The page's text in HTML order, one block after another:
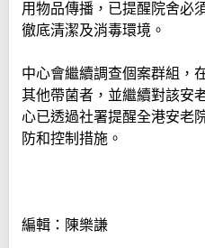
用物品傳播，已提醒院舍必
徹底清潔及消毒環境。
中心會繼續調查個案群組，
其他帶菌者，並繼續對該安
心已透過社署提醒全港安老
防和控制措施。
編輯：陳樂謙